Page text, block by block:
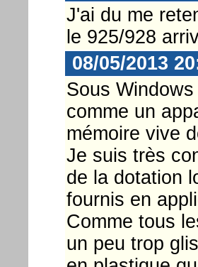
J'ai du me
le 925/928
08/05/2013
Sous
comme un
mémoire vive
Je suis très
de la dotation
fournis en
Comme tous
un peu trop